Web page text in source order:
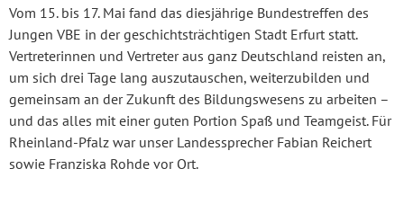
Vom 15. bis 17. Mai fand das diesjährige Bundestreffen des
Jungen VBE in der geschichtsträchtigen Stadt Erfurt statt.
Vertreterinnen und Vertreter aus ganz Deutschland reisten an,
um sich drei Tage lang auszutauschen, weiterzubilden und
gemeinsam an der Zukunft des Bildungswesens zu arbeiten –
und das alles mit einer guten Portion Spaß und Teamgeist. Für
Rheinland-Pfalz war unser Landessprecher Fabian Reichert
sowie Franziska Rohde vor Ort.